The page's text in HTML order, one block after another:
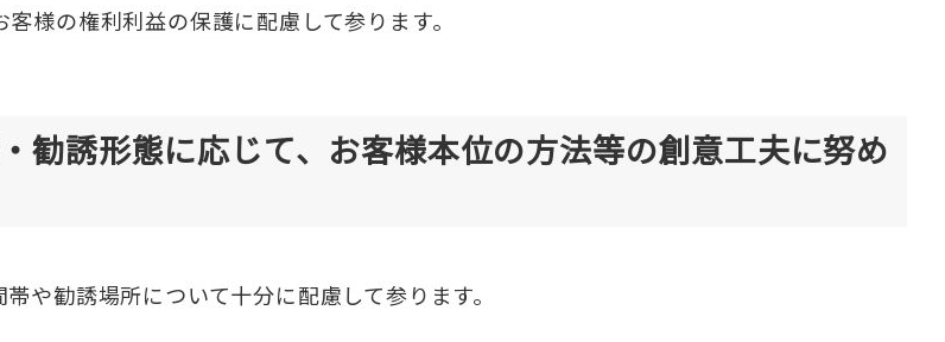
様の権利利益の保護に配慮して参ります。
勧誘形態に応じて、お客様本位の方法等の創意工夫に努め
や勧誘場所について十分に配慮して参ります。